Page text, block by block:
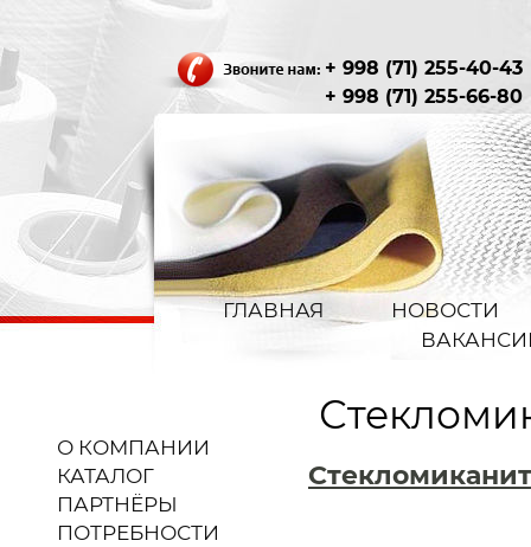
+ 998 (71) 255-40-43
+ 998 (71) 255-66-80
ГЛАВНАЯ
НОВОСТИ
О КОМПАНИИ
КАТАЛОГ
ПАРТНЁРЫ
ПОТРЕБНОСТИ